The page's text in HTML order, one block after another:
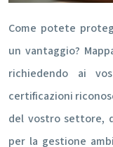
Come potete
un vantaggio?
richiedendo ai
certificazioni
del vostro settore,
per la gestione